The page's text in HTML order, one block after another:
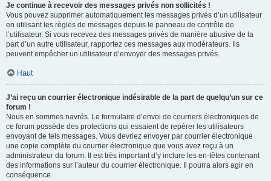
Je continue à recevoir des messages privés non sollicités !
Vous pouvez supprimer automatiquement les messages privés d’un utilisateur
en utilisant les règles de messages depuis le panneau de contrôle de
l’utilisateur. Si vous recevez des messages privés de manière abusive de la
part d’un autre utilisateur, rapportez ces messages aux modérateurs. Ils
peuvent empêcher un utilisateur d’envoyer des messages privés.
Haut
J’ai reçu un courrier électronique indésirable de la part de quelqu’un sur ce
forum !
Nous en sommes navrés. Le formulaire d’envoi de courriers électroniques de
ce forum possède des protections qui essaient de repérer les utilisateurs
envoyant de tels messages. Vous devriez envoyer par courrier électronique
une copie complète du courrier électronique que vous avez reçu à un
administrateur du forum. Il est très important d’y inclure les en-têtes contenant
des informations sur l’auteur du courrier électronique. Il pourra alors agir en
conséquence.